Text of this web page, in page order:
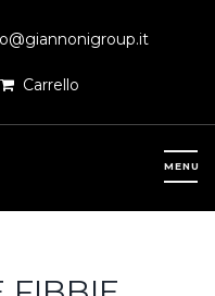
Carrello